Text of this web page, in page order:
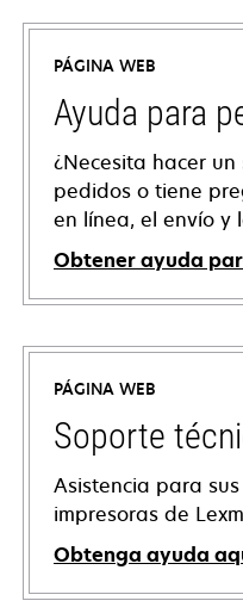
PÁGINA WEB
Ayuda para
¿Necesita hacer
pedidos o tiene
en línea, el envío y
Obtener ayuda
PÁGINA WEB
Soporte
Asistencia para
impresoras de
Obtenga ayuda